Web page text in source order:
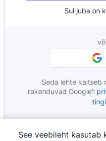
Sul juba on
Seda lehte kaitseb
rakenduvad Google'i
See veebileht kasutab